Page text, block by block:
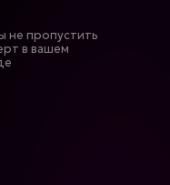
не пропустить
в вашем